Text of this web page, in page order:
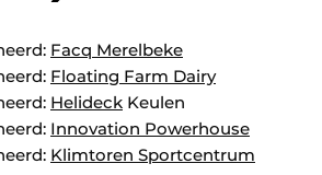
Facq Merelbeke
Floating Farm Dairy
Helideck Keulen
Innovation Powerhouse
Klimtoren Sportcentrum